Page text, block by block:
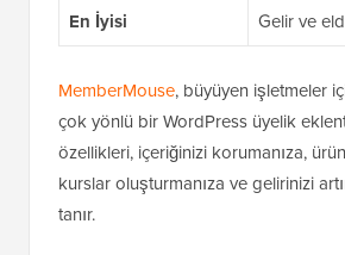
En İyisi Gelir ve
MemberMouse, büyüyen işletmeler
çok yönlü bir WordPress üyelik
özellikleri, içeriğinizi korumanıza,
kurslar oluşturmanıza ve gelirinizi
tanır.